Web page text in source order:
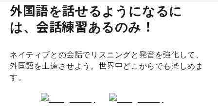
外国語を話せるようになるに
は、会話練習あるのみ！
ネイティブとの会話でリスニングと発音を強化して、
外国語を上達させよう。世界中どこからでも楽しめま
す。